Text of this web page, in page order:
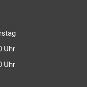
Uhr
Uhr